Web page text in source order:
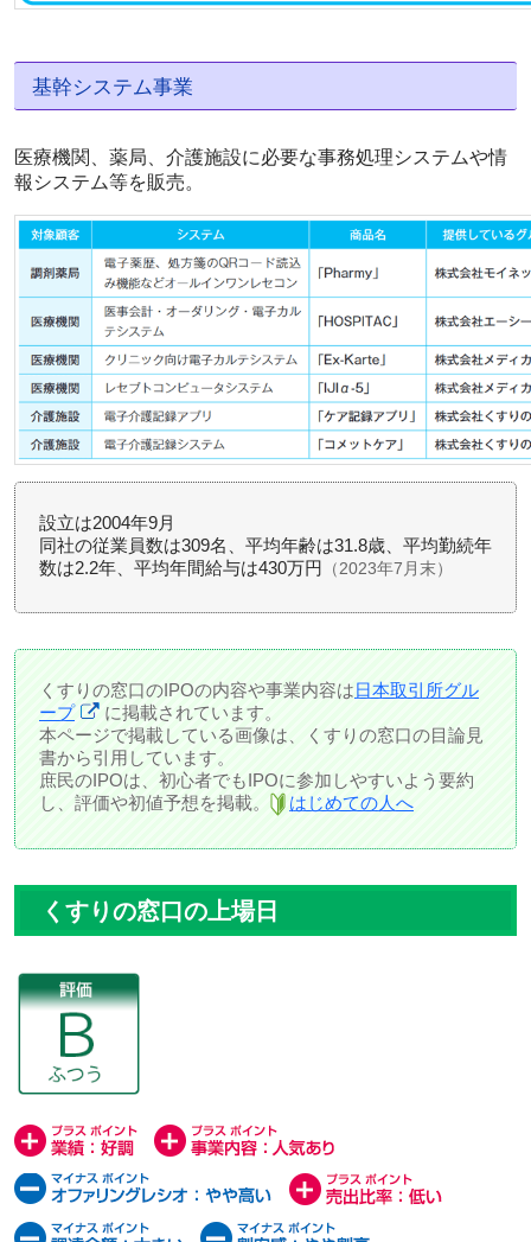
基幹システム事業
医療機関、薬局、介護施設に必要な事務処理システムや情
報システム等を販売。
設立は2004年9月
同社の従業員数は309名、平均年齢は31.8歳、平均勤続年
数は2.2年、平均年間給与は430万円
（2023年7月末）
くすりの窓口のIPOの内容や事業内容は日本取引所グル
ープ
に掲載されています。
本ページで掲載している画像は、くすりの窓口の目論見
書から引用しています。
庶民のIPOは、初心者でもIPOに参加しやすいよう要約
し、評価や初値予想を掲載。
はじめての人へ
くすりの窓口の上場日